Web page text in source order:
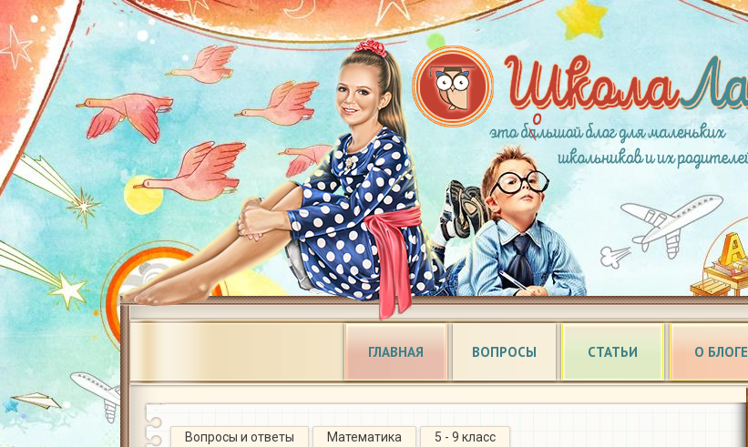
ГЛАВНАЯ ВОПРОСЫ СТАТЬИ О БЛОГЕ
Вопросы и ответы Математика 5 - 9 класс